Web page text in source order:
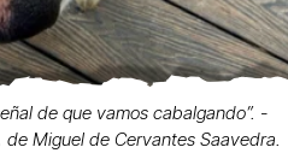
de que vamos cabalgando”. -
de Miguel de Cervantes Saavedra.